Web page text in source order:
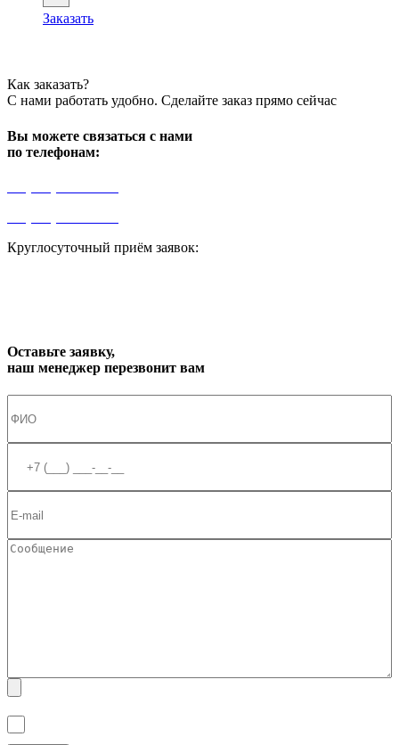
Заказать
Как заказать?
С нами работать удобно. Сделайте заказ прямо сейчас
Вы можете связаться с нами
по телефонам:
Круглосуточный приём заявок:
Оставьте заявку,
наш менеджер перезвонит вам